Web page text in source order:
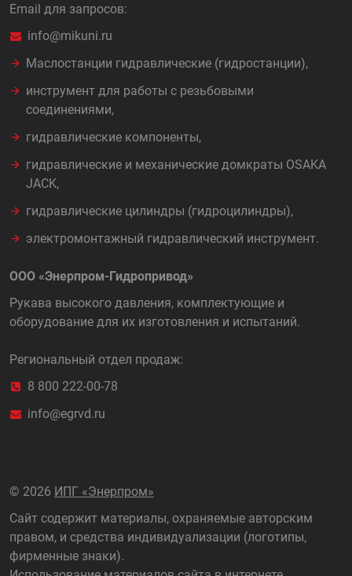
Email для запросов:
info@mikuni.ru
Маслостанции гидравлические (гидростанции),
инструмент для работы с резьбовыми
соединениями,
гидравлические компоненты,
гидравлические и механические домкраты OSAKA
JACK,
гидравлические цилиндры (гидроцилиндры),
электромонтажный гидравлический инструмент.
ООО «Энерпром-Гидропривод»
Рукава высокого давления, комплектующие и
оборудование для их изготовления и испытаний.
Региональный отдел продаж:
8 800 222-00-78
info@egrvd.ru
© 2026 ИПГ «Энерпром»
Сайт содержит материалы, охраняемые авторским
правом, и средства индивидуализации (логотипы,
фирменные знаки).